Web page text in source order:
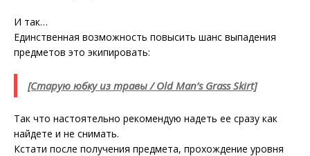
И так…
Единственная возможность повысить шанс выпадения
предметов это экипировать:
[Старую юбку из травы / Old Man’s Grass Skirt]
Так что настоятельно рекомендую надеть ее сразу как
найдете и не снимать.
Кстати после получения предмета, прохождение уровня